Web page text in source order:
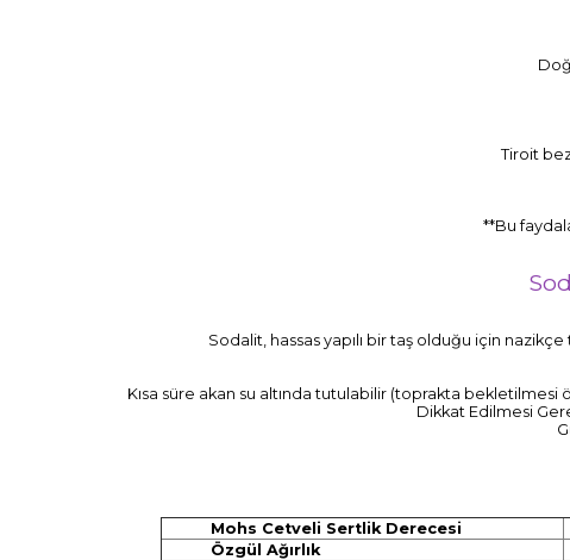
Tiroit
**Bu
Sodalit, hassas yapılı bir taş olduğu için
Kısa süre akan su altında tutulabilir (toprakta bekletilmesi
Dikkat Edilmesi
Mohs Cetveli Sertlik Derecesi
Özgül Ağırlık